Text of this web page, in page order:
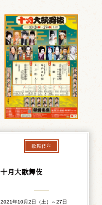
歌舞伎座
十月大歌舞伎
2021年10月2日（土）～27日